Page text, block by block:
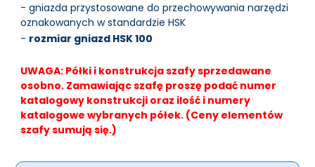
- gniazda przystosowane do przechowywania narzędzi
oznakowanych w standardzie HSK
- rozmiar gniazd HSK 100
UWAGA: Półki i konstrukcja szafy sprzedawane
osobno. Zamawiając szafę proszę podać numer
katalogowy konstrukcji oraz ilość i numery
katalogowe wybranych półek. (Ceny elementów
szafy sumują się.)